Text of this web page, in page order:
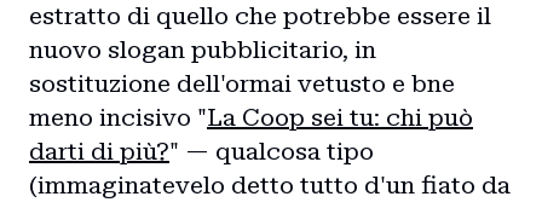
estratto di quello che potrebbe essere il
nuovo slogan pubblicitario, in
sostituzione dell'ormai vetusto e bne
meno incisivo "La Coop sei tu: chi può
darti di più?" — qualcosa tipo
(immaginatevelo detto tutto d'un fiato da